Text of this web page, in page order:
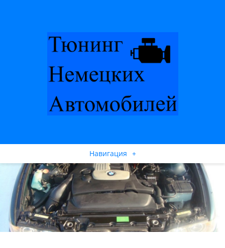
Навигация +